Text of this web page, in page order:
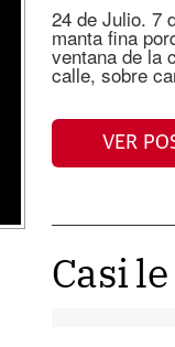
24 de Julio. 7
manta fina
ventana de la
calle, sobre
VER
Casi